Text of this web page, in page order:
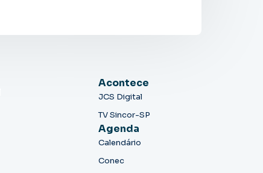
Acontece
JCS Digital
TV Sincor-SP
Agenda
Calendário
Conec